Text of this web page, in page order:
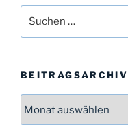
w
s
nach:
BEITRAGSARCHIV